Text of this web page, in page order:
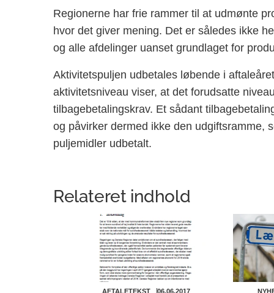
Regionerne har frie rammer til at udmønte
hvor det giver mening. Det er således ikke
og alle afdelinger uanset grundlaget for
Aktivitetspuljen udbetales løbende i
aktivitetsniveau viser, at det forudsatte
tilbagebetalingskrav. Et sådant
og påvirker dermed ikke den udgiftsramme,
puljemidler udbetalt.
Relateret indhold
06.06.2017
AFTALETEKST